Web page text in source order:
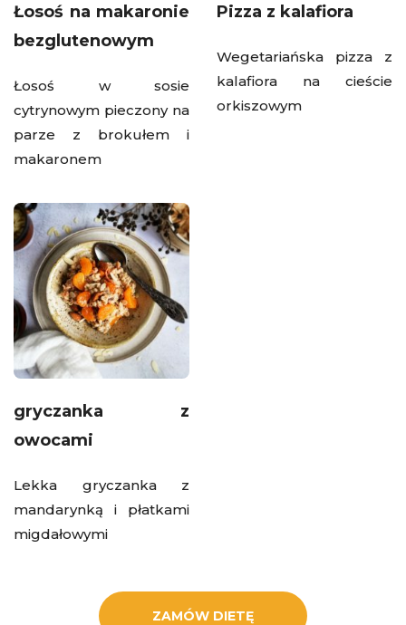
Łosoś na makaronie
bezglutenowym
Łosoś w sosie
cytrynowym pieczony na
parze z brokułem i
makaronem
Pizza z kalafiora
Wegetariańska pizza z
kalafiora na cieście
orkiszowym
gryczanka z
owocami
Lekka gryczanka z
mandarynką i płatkami
migdałowymi
ZAMÓW DIETĘ